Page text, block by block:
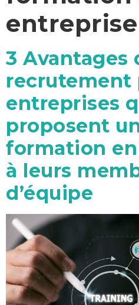
entreprise
3 Avantages
recrutement
entreprises
proposent
formation
à leurs
d’équipe